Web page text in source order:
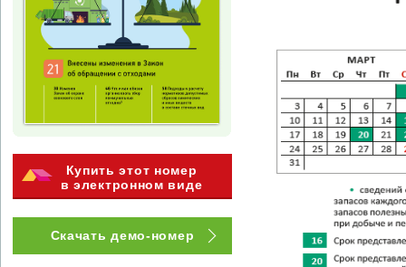
Купить этот номер
в электронном виде
Скачать демо-номер